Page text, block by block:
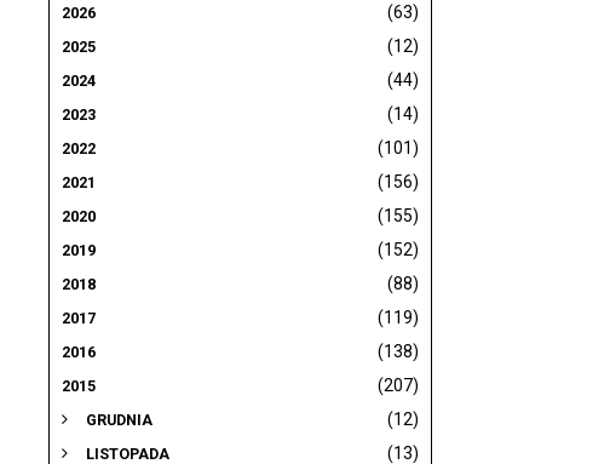
2026 (63)
2025 (12)
2024 (44)
2023 (14)
2022 (101)
2021 (156)
2020 (155)
2019 (152)
2018 (88)
2017 (119)
2016 (138)
2015 (207)
GRUDNIA (12)
LISTOPADA (13)